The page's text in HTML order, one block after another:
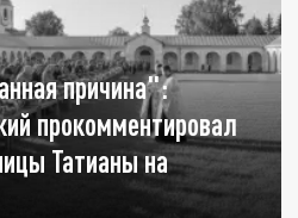
причина":
прокомментировал
Татианы на